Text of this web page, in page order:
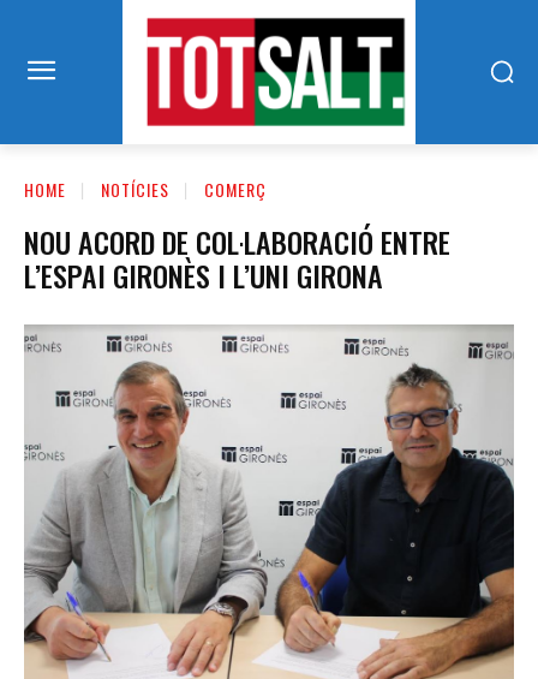
HOME NOTÍCIES COMERÇ
NOU ACORD DE COL·LABORACIÓ ENTRE
L’ESPAI GIRONÈS I L’UNI GIRONA